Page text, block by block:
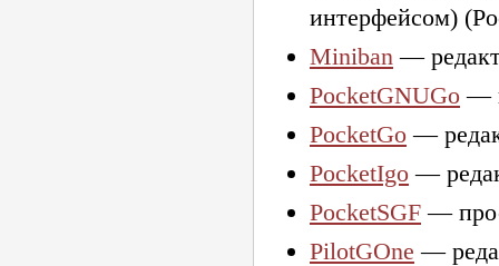
интерфейсом)
Miniban —
PocketGNUGo —
PocketGo —
PocketIgo —
PocketSGF —
PilotGOne —